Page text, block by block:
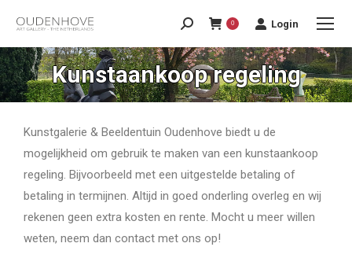
0 Login
Kunstaankoop regeling
Kunstgalerie & Beeldentuin Oudenhove biedt u de
mogelijkheid om gebruik te maken van een kunstaankoop
regeling. Bijvoorbeeld met een uitgestelde betaling of
betaling in termijnen. Altijd in goed onderling overleg en wij
rekenen geen extra kosten en rente. Mocht u meer willen
weten, neem dan contact met ons op!